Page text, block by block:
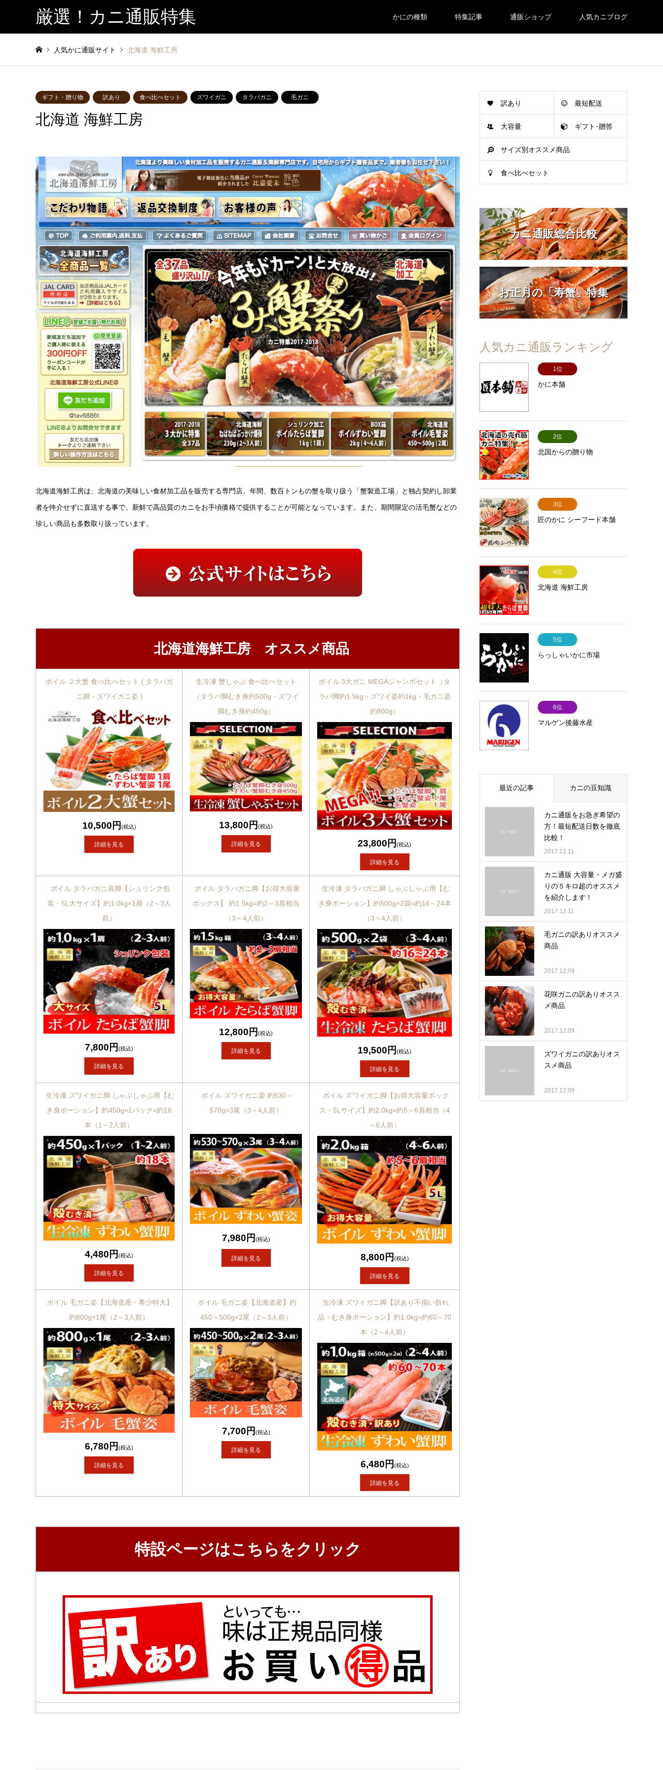
厳選！カニ通販特集 かにの種類 特集記事 通販ショップ 人気カニブログ
人気かに通販サイト 北海道 海鮮工房
ギフト・贈り物 訳あり 食べ比べセット ズワイガニ タラバガニ 毛ガニ
北海道 海鮮工房
北海道海鮮工房は、北海道の美味しい食材加工品を販売する専門店。年間、数百トンもの蟹を取り扱う「蟹製造工場」と独占契約し卸業
者を仲介せずに直送する事で、新鮮で高品質のカニをお手頃価格で提供することが可能となっています。また、期間限定の活毛蟹などの
珍しい商品も多数取り扱っています。
北海道海鮮工房 オススメ商品
ボイル ２大蟹 食べ比べセット ( タラバガ
ニ脚・ズワイガニ姿 )
10,500円 (税込)
詳細を見る
生冷凍 蟹しゃぶ 食べ比べセット
（タラバ脚むき身約500g・ズワイ
脚むき身約450g）
13,800円 (税込)
詳細を見る
ボイル 3大ガニ MEGAジャンボセット（タ
ラバ脚約1.5kg・ズワイ姿約1kg・毛ガニ姿
約800g）
23,800円 (税込)
詳細を見る
ボイル タラバガニ肩脚【シュリンク包
装・5L大サイズ】約1.0kg×1肩（2～3人
前）
7,800円 (税込)
詳細を見る
ボイル タラバガニ脚【お得大容量
ボックス】 約1.5kg=約2～3肩相当
（3～4人前）
12,800円 (税込)
詳細を見る
生冷凍 タラバガニ脚 しゃぶしゃぶ用【む
き身ポーション】約500g×2袋=約16～24本
（3～4人前）
19,500円 (税込)
詳細を見る
生冷凍 ズワイガニ脚 しゃぶしゃぶ用【む
き身ポーション】約450g×1パック=約18
本（1～2人前）
4,480円 (税込)
詳細を見る
ボイル ズワイガニ姿 約530～
570g×3尾（3～4人前）
7,980円 (税込)
詳細を見る
ボイル ズワイガニ脚【お得大容量ボック
ス・5Lサイズ】約2.0kg=約5～6肩相当（4
～6人前）
8,800円 (税込)
詳細を見る
ボイル 毛ガニ姿【北海道産・希少特大】
約800g×1尾（2～3人前）
6,780円 (税込)
詳細を見る
ボイル 毛ガニ姿【北海道産】約
450～500g×2尾（2～3人前）
7,700円 (税込)
詳細を見る
生冷凍 ズワイガニ脚【訳あり不揃い折れ
品・むき身ポーション】約1.0kg=約60～70
本（2～4人前）
6,480円 (税込)
詳細を見る
特設ページはこちらをクリック
訳あり 最短配送
大容量 ギフト･贈答
サイズ別オススメ商品
食べ比べセット
カニ通販総合比較
お正月の「寿蟹」特集
人気カニ通販ランキング
1位
かに本舗
2位
北国からの贈り物
3位
匠のかに シーフード本舗
4位
北海道 海鮮工房
5位
らっしゃいかに市場
6位
マルゲン後藤水産
最近の記事 カニの豆知識
カニ通販をお急ぎ希望の
方！最短配送日数を徹底
比較！
2017.12.11
カニ通販 大容量・メガ盛
りの５キロ超のオススメ
を紹介します！
2017.12.11
毛ガニの訳ありオススメ
商品
2017.12.09
花咲ガニの訳ありオスス
メ商品
2017.12.09
ズワイガニの訳ありオス
スメ商品
2017.12.09